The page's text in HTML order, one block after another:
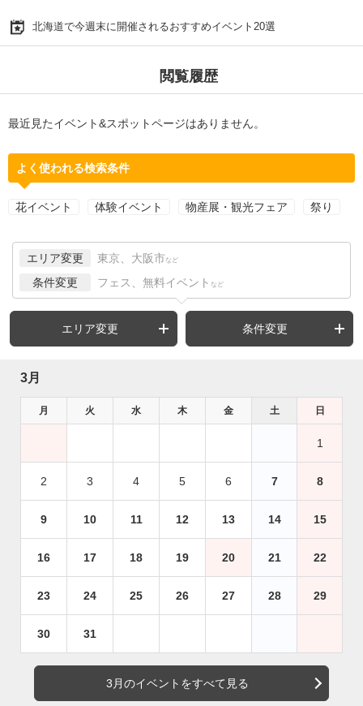
北海道で今週末に開催されるおすすめイベント20選
閲覧履歴
最近見たイベント&スポットページはありません。
よく使われる検索条件
花イベント 体験イベント 物産展・観光フェア 祭り
エリア変更 東京、大阪市 など
条件変更 フェス、無料イベント など
エリア変更 条件変更
3月
月 火 水 木 金 土 日
1
2 3 4 5 6 7 8
9 10 11 12 13 14 15
16 17 18 19 20 21 22
23 24 25 26 27 28 29
30 31
3月のイベントをすべて見る